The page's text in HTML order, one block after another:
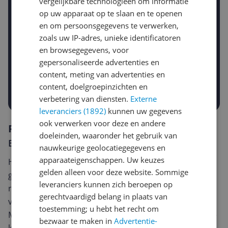
Jouw e-mailadres
Gewenste daling of bedrag
-5% -10% -15%
€
Prijsalert aanzetten
Reviews
Er zijn nog geen reviews geschreven
Heb jij dit product in bezit en wil je graag je mening
geven? Start dan hieronder met het schrijven van je
review. Afhankelijk van de details duurt het schrijven
van een review gemiddeld tussen de 3 en 10 minuten.
Met jouw mening help je andere bezoekers een betere
op uw apparaat op te slaan en te openen
en om persoonsgegevens te verwerken,
zoals uw IP-adres, unieke identificatoren
en browsegegevens, voor
gepersonaliseerde advertenties en
content, meting van advertenties en
content, doelgroepinzichten en
verbetering van diensten. Externe
leveranciers (1892) kunnen uw gegevens
ook verwerken voor deze en andere
doeleinden, waaronder het gebruik van
nauwkeurige geolocatiegegevens en
apparaateigenschappen. Uw keuzes
gelden alleen voor deze website. Sommige
leveranciers kunnen zich beroepen op
gerechtvaardigd belang in plaats van
toestemming; u hebt het recht om
bezwaar te maken inAdvertentie-